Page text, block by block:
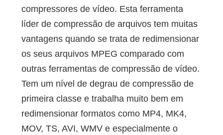
compressores de vídeo. Esta ferramenta
líder de compressão de arquivos tem muitas
vantagens quando se trata de redimensionar
os seus arquivos MPEG comparado com
outras ferramentas de compressão de vídeo.
Tem um nível de degrau de compressão de
primeira classe e trabalha muito bem em
redimensionar formatos como MP4, MK4,
MOV, TS, AVI, WMV e especialmente o